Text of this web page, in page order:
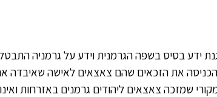
ידע בסיס בשפה הגרמנית וידע על גרמניה
את הזכאים שהם צאצאים לאישה שאיבדה
שמזכה צאצאים ליהודים גרמנים באזרחות